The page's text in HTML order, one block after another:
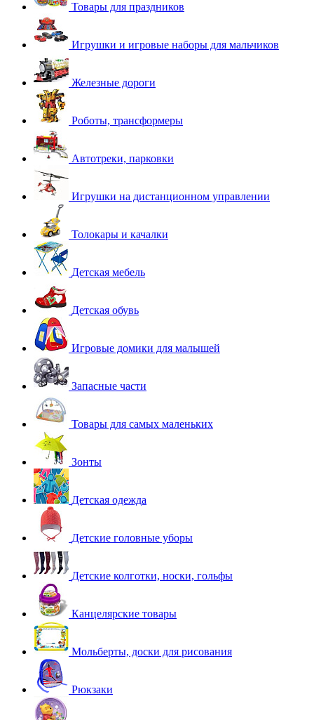
Товары для праздников
Игрушки и игровые наборы для мальчиков
Железные дороги
Роботы, трансформеры
Автотреки, парковки
Игрушки на дистанционном управлении
Толокары и качалки
Детская мебель
Детская обувь
Игровые домики для малышей
Запасные части
Товары для самых маленьких
Зонты
Детская одежда
Детские головные уборы
Детские колготки, носки, гольфы
Канцелярские товары
Мольберты, доски для рисования
Рюкзаки